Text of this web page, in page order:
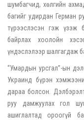
шумбагчид, хөлгийн
багийг удирдан Герман
түрээслэсэн гэж үзэж
байрлах хоолойн
үндэслэлээр шалгагдаж
“Умардын урсгал”-ын
Украинд бүрэн
дараа болсон.
руу дамжуулах гол
ашиглалтад ороогүй